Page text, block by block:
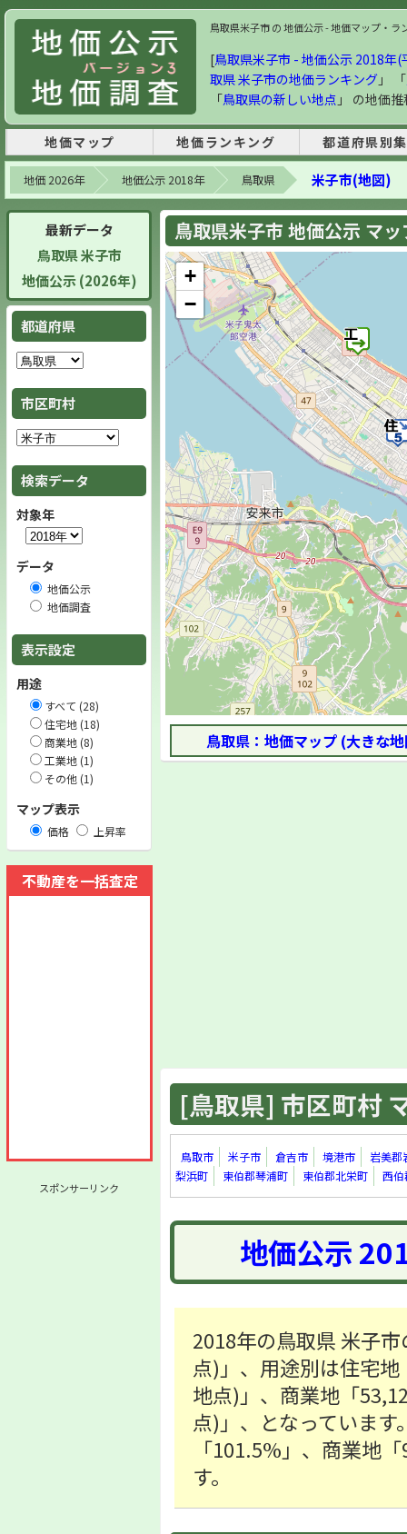
鳥取県米子市 の 地価公示 - 地価マップ・ラ
[鳥取県米子市 - 地価公示 2018年(
取県 米子市の地価ランキング 」 「
「鳥取県の新しい地点 」 の地価
地価マップ 地価ランキング 都道府県別
地価 2026年 地価公示 2018年 鳥取県 米子市(地図)
最新データ
鳥取県 米子市
地価公示 (2026年)
都道府県
市区町村
検索データ
対象年
データ
地価公示
地価調査
表示設定
用途
すべて (28)
住宅地 (18)
商業地 (8)
工業地 (1)
その他 (1)
マップ表示
価格 上昇率
不動産を一括査定
スポンサーリンク
鳥取県米子市 地価公示 マ
+
−
鳥取県：地価マップ (大きな
[鳥取県] 市区町村
鳥取市 米子市 倉吉市 境港市
岩美郡
梨浜町
東伯郡琴浦町 東伯郡北栄町 西伯
地価公示
2018年の鳥取県 米子
点)」、用途別は住宅
地点)」、商業地「
点)」、となっていま
「101.5%」、商業地
す。